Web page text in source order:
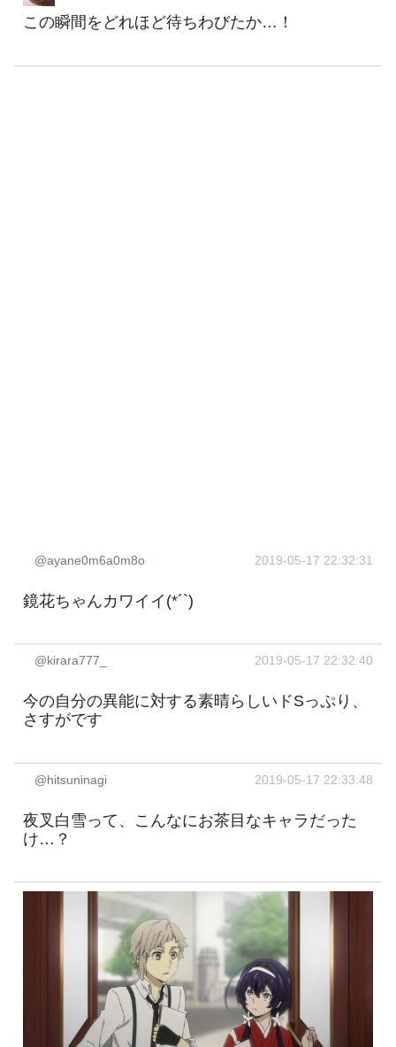
この瞬間をどれほど待ちわびたか…！
@ayane0m6a0m8o 2019-05-17 22:32:31
鏡花ちゃんカワイイ(*´`)
@kirara777_ 2019-05-17 22:32:40
今の自分の異能に対する素晴らしいドSっぷり、
さすがです
@hitsuninagi 2019-05-17 22:33:48
夜叉白雪って、こんなにお茶目なキャラだった
け…？